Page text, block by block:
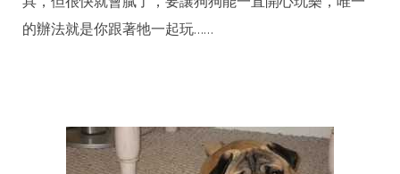
的辦法就是你跟著牠一起玩……